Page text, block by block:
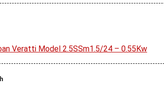
Veratti Model 2.5SSm1.5/24 – 0.55Kw